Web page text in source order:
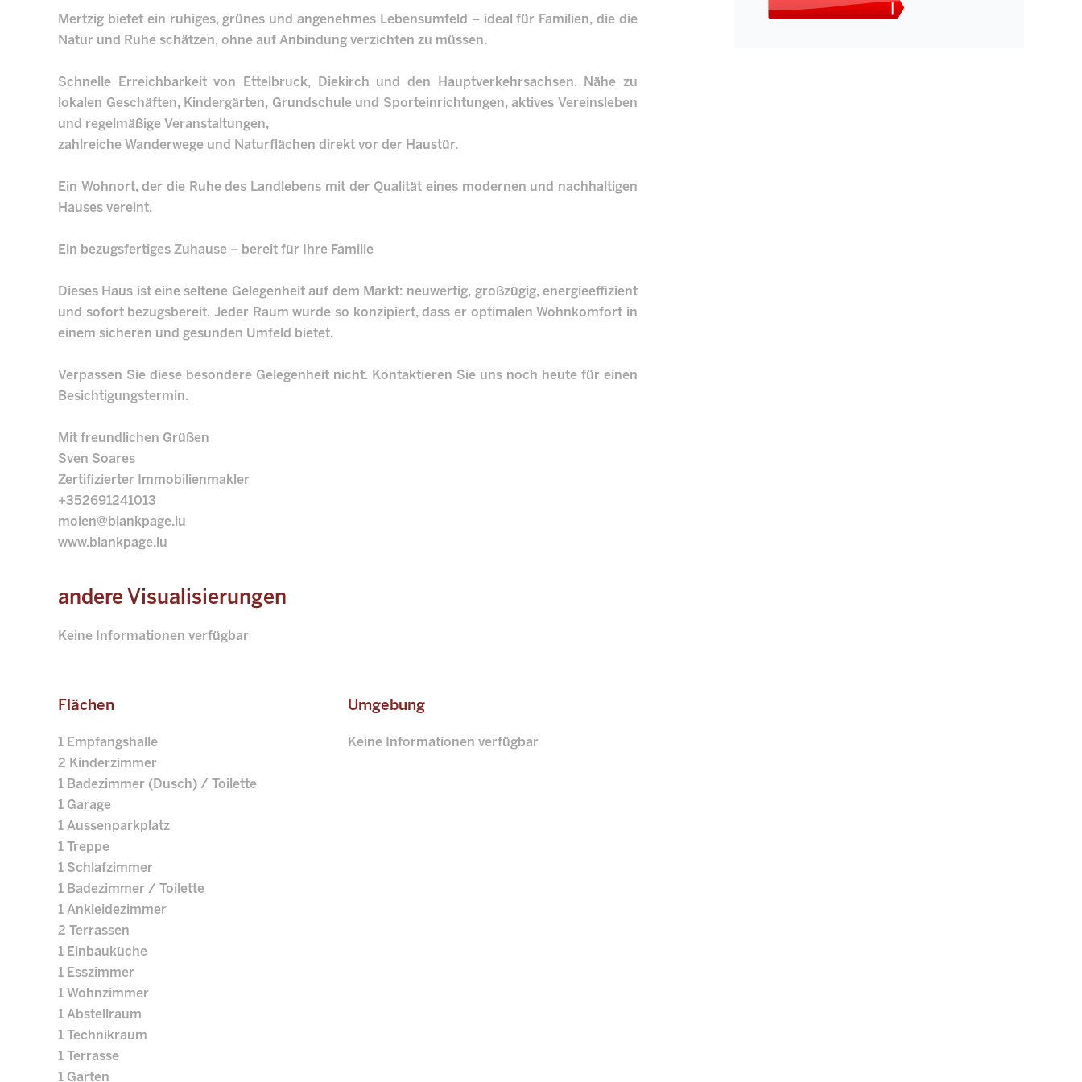
Mertzig bietet ein ruhiges, grünes und angenehmes Lebensumfeld – ideal für Familien, die die
Natur und Ruhe schätzen, ohne auf Anbindung verzichten zu müssen.
Schnelle Erreichbarkeit von Ettelbruck, Diekirch und den Hauptverkehrsachsen. Nähe zu
lokalen Geschäften, Kindergärten, Grundschule und Sporteinrichtungen, aktives Vereinsleben
und regelmäßige Veranstaltungen,
zahlreiche Wanderwege und Naturflächen direkt vor der Haustür.
Ein Wohnort, der die Ruhe des Landlebens mit der Qualität eines modernen und nachhaltigen
Hauses vereint.
Ein bezugsfertiges Zuhause – bereit für Ihre Familie
Dieses Haus ist eine seltene Gelegenheit auf dem Markt: neuwertig, großzügig, energieeffizient
und sofort bezugsbereit. Jeder Raum wurde so konzipiert, dass er optimalen Wohnkomfort in
einem sicheren und gesunden Umfeld bietet.
Verpassen Sie diese besondere Gelegenheit nicht. Kontaktieren Sie uns noch heute für einen
Besichtigungstermin.
Mit freundlichen Grüßen
Sven Soares
Zertifizierter Immobilienmakler
+352691241013
moien@blankpage.lu
www.blankpage.lu
andere Visualisierungen
Keine Informationen verfügbar
Flächen
1 Empfangshalle
2 Kinderzimmer
1 Badezimmer (Dusch) / Toilette
1 Garage
1 Aussenparkplatz
1 Treppe
1 Schlafzimmer
1 Badezimmer / Toilette
1 Ankleidezimmer
2 Terrassen
1 Einbauküche
1 Esszimmer
1 Wohnzimmer
1 Abstellraum
1 Technikraum
1 Terrasse
1 Garten
Umgebung
Keine Informationen verfügbar